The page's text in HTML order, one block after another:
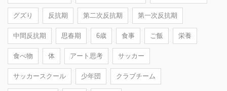
グズり 反抗期 第二次反抗期 第一次反抗期
中間反抗期 思春期 6歳 食事 ご飯 栄養
食べ物 体 アート思考 サッカー
サッカースクール 少年団 クラブチーム